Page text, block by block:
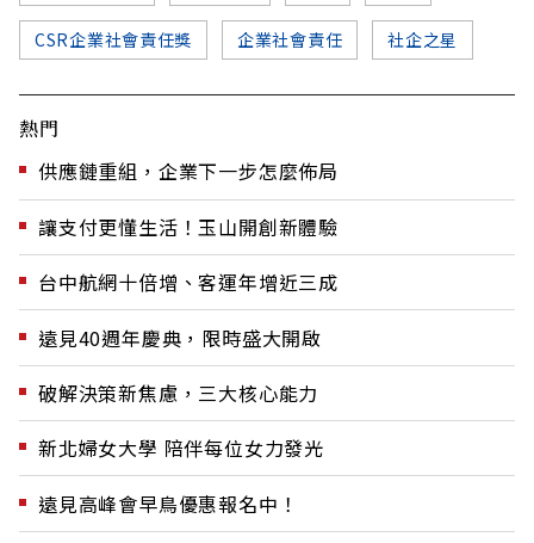
CSR企業社會責任獎 企業社會責任 社企之星
熱門
供應鏈重組，企業下一步怎麼佈局
讓支付更懂生活！玉山開創新體驗
台中航網十倍增、客運年增近三成
遠見40週年慶典，限時盛大開啟
破解決策新焦慮，三大核心能力
新北婦女大學 陪伴每位女力發光
遠見高峰會早鳥優惠報名中！